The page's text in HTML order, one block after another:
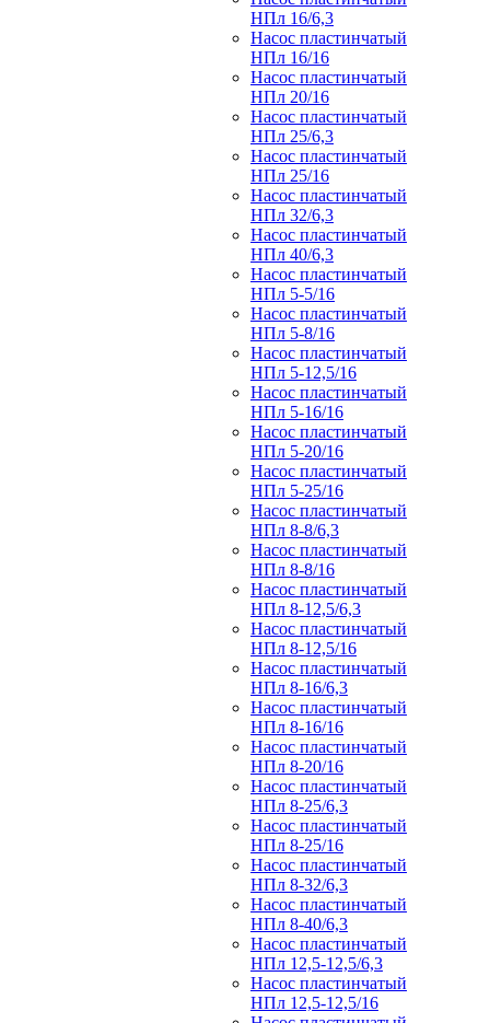
НПл 16/6,3
Насос пластинчатый
НПл 16/16
Насос пластинчатый
НПл 20/16
Насос пластинчатый
НПл 25/6,3
Насос пластинчатый
НПл 25/16
Насос пластинчатый
НПл 32/6,3
Насос пластинчатый
НПл 40/6,3
Насос пластинчатый
НПл 5-5/16
Насос пластинчатый
НПл 5-8/16
Насос пластинчатый
НПл 5-12,5/16
Насос пластинчатый
НПл 5-16/16
Насос пластинчатый
НПл 5-20/16
Насос пластинчатый
НПл 5-25/16
Насос пластинчатый
НПл 8-8/6,3
Насос пластинчатый
НПл 8-8/16
Насос пластинчатый
НПл 8-12,5/6,3
Насос пластинчатый
НПл 8-12,5/16
Насос пластинчатый
НПл 8-16/6,3
Насос пластинчатый
НПл 8-16/16
Насос пластинчатый
НПл 8-20/16
Насос пластинчатый
НПл 8-25/6,3
Насос пластинчатый
НПл 8-25/16
Насос пластинчатый
НПл 8-32/6,3
Насос пластинчатый
НПл 8-40/6,3
Насос пластинчатый
НПл 12,5-12,5/6,3
Насос пластинчатый
НПл 12,5-12,5/16